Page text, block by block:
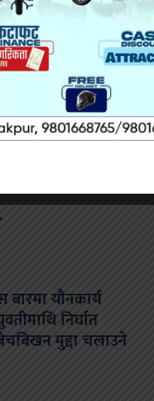
आरोप
यौनकार्य
निर्घात
मुद्दा चलाउने